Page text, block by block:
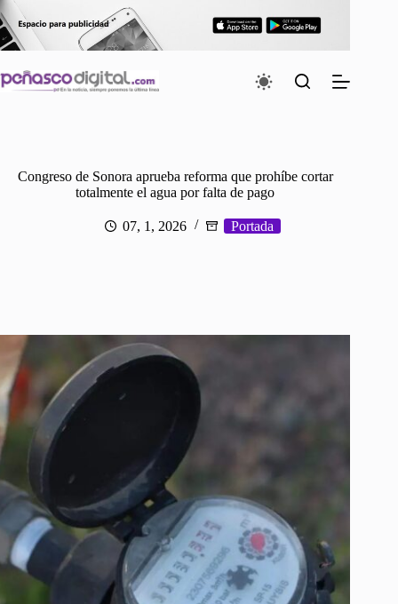
Saltar
al
contenido
Congreso de Sonora aprueba reforma que prohíbe cortar
totalmente el agua por falta de pago
07, 1, 2026 Portada